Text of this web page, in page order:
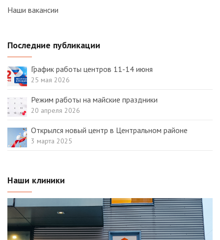
Наши вакансии
Последние публикации
График работы центров 11-14 июня
25 мая 2026
Режим работы на майские праздники
20 апреля 2026
Открылся новый центр в Центральном районе
3 марта 2025
Наши клиники